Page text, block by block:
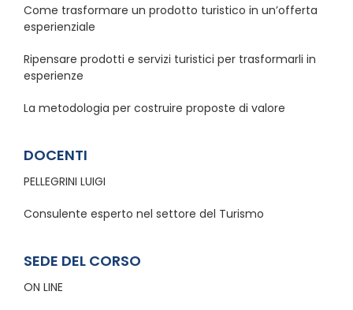
Come trasformare un prodotto turistico in un’offerta
esperienziale
Ripensare prodotti e servizi turistici per trasformarli in
esperienze
La metodologia per costruire proposte di valore
DOCENTI
PELLEGRINI LUIGI
Consulente esperto nel settore del Turismo
SEDE DEL CORSO
ON LINE